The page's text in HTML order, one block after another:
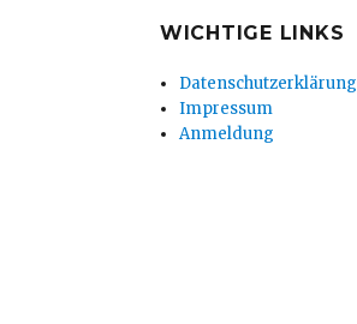
WICHTIGE LINKS
Datenschutzerklärung
Impressum
Anmeldung